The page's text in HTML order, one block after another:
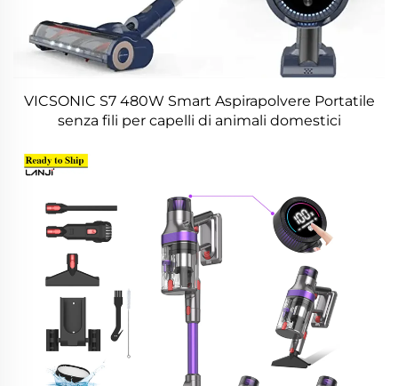
VICSONIC S7 480W Smart Aspirapolvere Portatile
senza fili per capelli di animali domestici